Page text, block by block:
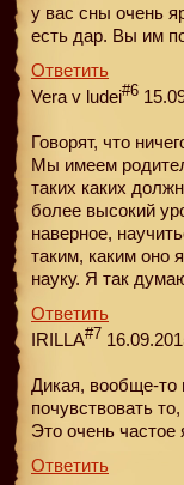
у вас сны очень
есть дар. Вы им
Ответить
Vera v ludei#6
Говорят, что
Мы имеем
таких каких
более высокий
наверное,
таким, каким оно
науку. Я так
Ответить
IRILLA#7
Дикая, вообще-то
почувствовать
Это очень частое
Ответить